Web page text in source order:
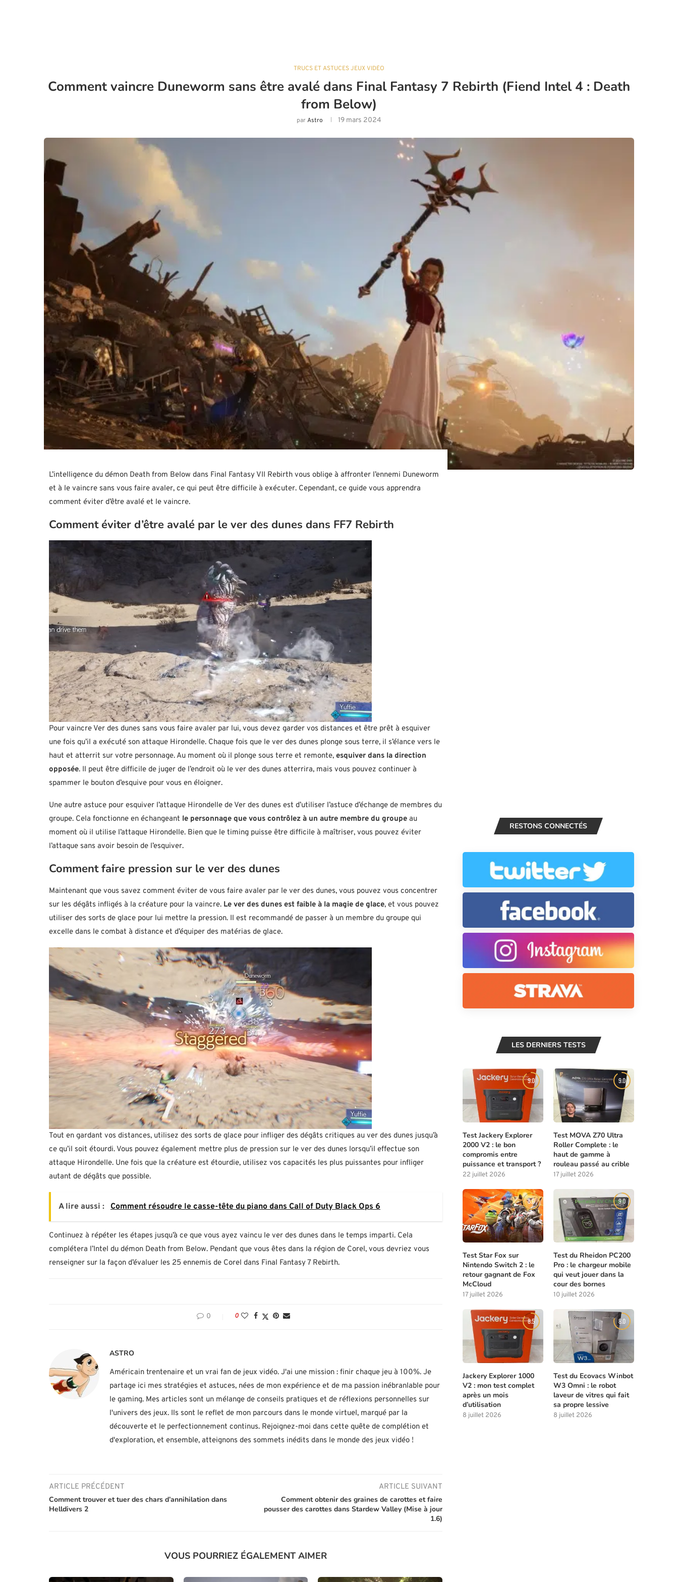
TRUCS ET ASTUCES JEUX VIDÉO
Comment vaincre Duneworm sans être avalé dans Final Fantasy 7 Rebirth (Fiend Intel 4 : Death
from Below)
parAstro 19 mars 2024
L’intelligence du démon Death from Below dans Final Fantasy VII Rebirth vous oblige à affronter l’ennemi Duneworm
et à le vaincre sans vous faire avaler, ce qui peut être difficile à exécuter. Cependant, ce guide vous apprendra
comment éviter d’être avalé et le vaincre.
Comment éviter d’être avalé par le ver des dunes dans FF7 Rebirth
Pour vaincre Ver des dunes sans vous faire avaler par lui, vous devez garder vos distances et être prêt à esquiver
une fois qu’il a exécuté son attaque Hirondelle. Chaque fois que le ver des dunes plonge sous terre, il s’élance vers le
haut et atterrit sur votre personnage. Au moment où il plonge sous terre et remonte, esquiver dans la direction
opposée. Il peut être difficile de juger de l’endroit où le ver des dunes atterrira, mais vous pouvez continuer à
spammer le bouton d’esquive pour vous en éloigner.
Une autre astuce pour esquiver l’attaque Hirondelle de Ver des dunes est d’utiliser l’astuce d’échange de membres du
groupe. Cela fonctionne en échangeant le personnage que vous contrôlez à un autre membre du groupe au
moment où il utilise l’attaque Hirondelle. Bien que le timing puisse être difficile à maîtriser, vous pouvez éviter
l’attaque sans avoir besoin de l’esquiver.
Comment faire pression sur le ver des dunes
Maintenant que vous savez comment éviter de vous faire avaler par le ver des dunes, vous pouvez vous concentrer
sur les dégâts infligés à la créature pour la vaincre. Le ver des dunes est faible à la magie de glace, et vous pouvez
utiliser des sorts de glace pour lui mettre la pression. Il est recommandé de passer à un membre du groupe qui
excelle dans le combat à distance et d’équiper des matérias de glace.
Tout en gardant vos distances, utilisez des sorts de glace pour infliger des dégâts critiques au ver des dunes jusqu’à
ce qu’il soit étourdi. Vous pouvez également mettre plus de pression sur le ver des dunes lorsqu’il effectue son
attaque Hirondelle. Une fois que la créature est étourdie, utilisez vos capacités les plus puissantes pour infliger
autant de dégâts que possible.
A lire aussi : Comment résoudre le casse-tête du piano dans Call of Duty Black Ops 6
Continuez à répéter les étapes jusqu’à ce que vous ayez vaincu le ver des dunes dans le temps imparti. Cela
complétera l’Intel du démon Death from Below. Pendant que vous êtes dans la région de Corel, vous devriez vous
renseigner sur la façon d’évaluer les 25 ennemis de Corel dans Final Fantasy 7 Rebirth.
0 0
ASTRO
Américain trentenaire et un vrai fan de jeux vidéo. J'ai une mission : finir chaque jeu à 100%. Je
partage ici mes stratégies et astuces, nées de mon expérience et de ma passion inébranlable pour
le gaming. Mes articles sont un mélange de conseils pratiques et de réflexions personnelles sur
l'univers des jeux. Ils sont le reflet de mon parcours dans le monde virtuel, marqué par la
découverte et le perfectionnement continus. Rejoignez-moi dans cette quête de complétion et
d'exploration, et ensemble, atteignons des sommets inédits dans le monde des jeux vidéo !
ARTICLE PRÉCÉDENT
Comment trouver et tuer des chars d’annihilation dans
Helldivers 2
ARTICLE SUIVANT
Comment obtenir des graines de carottes et faire
pousser des carottes dans Stardew Valley (Mise à jour
1.6)
VOUS POURRIEZ ÉGALEMENT AIMER
RESTONS CONNECTÉS
LES DERNIERS TESTS
9.0
Test Jackery Explorer
2000 V2 : le bon
compromis entre
puissance et transport ?
22 juillet 2026
9.0
Test MOVA Z70 Ultra
Roller Complete : le
haut de gamme à
rouleau passé au crible
17 juillet 2026
8.0
Test Star Fox sur
Nintendo Switch 2 : le
retour gagnant de Fox
McCloud
17 juillet 2026
9.0
Test du Rheidon PC200
Pro : le chargeur mobile
qui veut jouer dans la
cour des bornes
10 juillet 2026
8.5
Jackery Explorer 1000
V2 : mon test complet
après un mois
d’utilisation
8 juillet 2026
8.0
Test du Ecovacs Winbot
W3 Omni : le robot
laveur de vitres qui fait
sa propre lessive
8 juillet 2026